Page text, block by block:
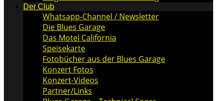
Der Club
Whatsapp-Channel / Newsletter
Die Blues Garage
Das Motel California
Speisekarte
Fotobücher aus der Blues Garage
Konzert Fotos
Konzert-Videos
Partner/Links